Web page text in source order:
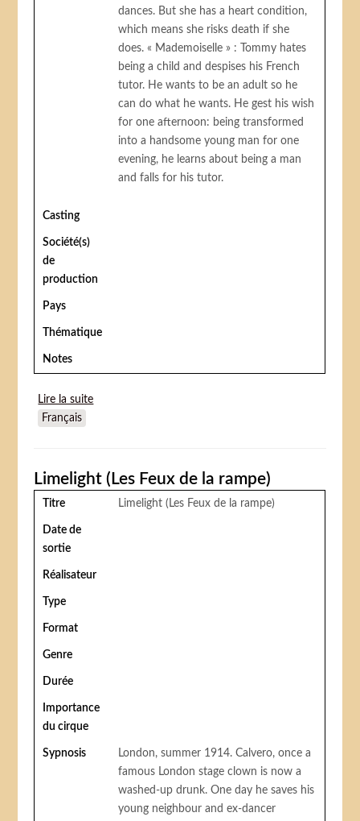
dances. But she has a heart condition,
which means she risks death if she
does. « Mademoiselle » : Tommy hates
being a child and despises his French
tutor. He wants to be an adult so he
can do what he wants. He gest his wish
for one afternoon: being transformed
into a handsome young man for one
evening, he learns about being a man
and falls for his tutor.
Casting
Société(s)
de
production
Pays
Thématique
Notes
Lire la suite
Français
Limelight (Les Feux de la rampe)
Titre Limelight (Les Feux de la rampe)
Date de
sortie
Réalisateur
Type
Format
Genre
Durée
Importance
du cirque
Sypnosis
London, summer 1914. Calvero, once a
famous London stage clown is now a
washed-up drunk. One day he saves his
young neighbour and ex-dancer